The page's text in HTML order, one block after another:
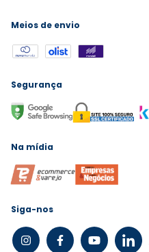
Meios de envio
Segurança
Na mídia
Siga-nos